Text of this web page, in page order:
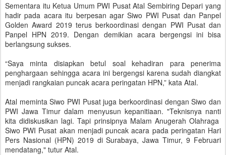
Sementara itu Ketua Umum PWI Pusat Atal Sembiring Depari yang
hadir pada acara itu berpesan agar Siwo PWI Pusat dan Panpel
Golden Award 2019 terus berkoordinasi dengan PWI Pusat dan
Panpel HPN 2019. Dengan demikian acara bergengsi ini bisa
berlangsung sukses.
“Saya minta disiapkan betul soal kehadiran para penerima
penghargaan sehingga acara ini bergengsi karena sudah diangkat
menjadi rangkaian puncak acara peringatan HPN,” kata Atal.
Atal meminta Siwo PWI Pusat juga berkoordinasi dengan Siwo dan
PWI Jawa Timur dalam menyusun kepanitiaan. "Teknisnya nanti
kita didiskusikan lagi. Tapi prinsipnya Malam Anugerah Olahraga
Siwo PWI Pusat akan menjadi puncak acara pada peringatan Hari
Pers Nasional (HPN) 2019 di Surabaya, Jawa Timur, 9 Februari
mendatang," tutur Atal.